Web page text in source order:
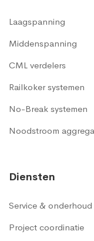
Laagspanning
Middenspanning
CML verdelers
Railkoker systemen
No-Break systemen
Noodstroom
Diensten
Service & onderhoud
Project coordinatie